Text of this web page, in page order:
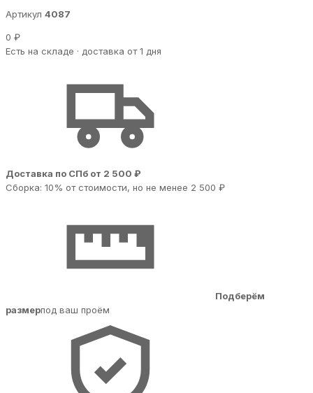
Артикул 4087
0 ₽
Есть на складе · доставка от 1 дня
Доставка по СПб от 2 500 ₽
Сборка: 10% от стоимости, но не менее 2 500 ₽
Подберём
размерпод ваш проём